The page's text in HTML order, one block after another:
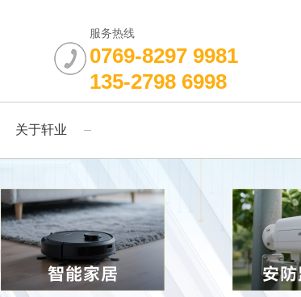
服务热线
0769-8297 9981
135-2798 6998
关于轩业